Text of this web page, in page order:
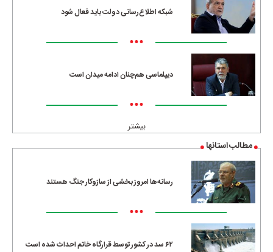
شبکه اطلاع‌رسانی دولت باید فعال شود
•••
دیپلماسی هم‌چنان ادامه میدان است
•••
بیشتر
مطالب استانها
رسانه‌ها امروز بخشی از سازوکار جنگ هستند
•••
۶۲ سد در کشور توسط قرارگاه خاتم احداث شده است